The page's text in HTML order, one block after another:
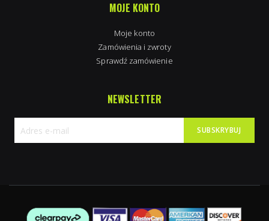
MOJE KONTO
Moje konto
Zamówienia i zwroty
Sprawdź zamówienie
NEWSLETTER
SUBSKRYBUJ